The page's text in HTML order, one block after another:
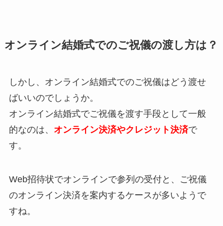
オンライン結婚式でのご祝儀の渡し方は？
しかし、オンライン結婚式でのご祝儀はどう渡せ
ばいいのでしょうか。
オンライン結婚式でご祝儀を渡す手段として一般
的なのは、 オンライン決済やクレジット決済で
す。
Web招待状でオンラインで参列の受付と、ご祝儀
のオンライン決済を案内するケースが多いようで
すね。